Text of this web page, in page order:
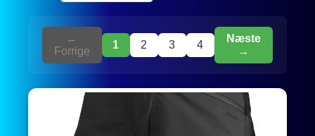
←
Forrige
1 2 3 4
Næste
→